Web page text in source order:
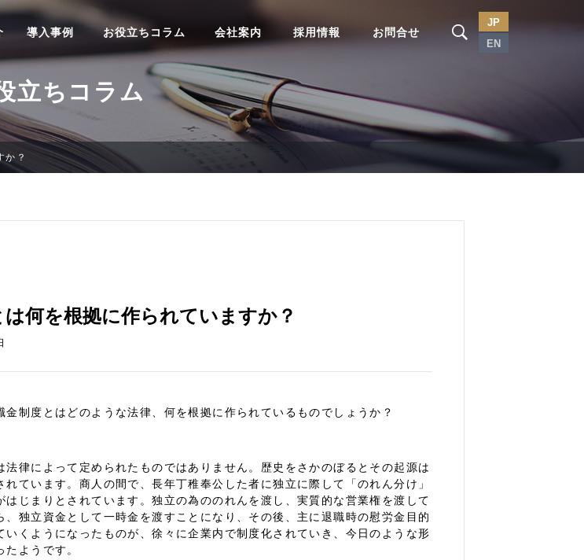
導入事例 お役立ちコラム 会社案内 採用情報 お問合せ
JP
EN
立ちコラム
か？
何を根拠に作られていますか？
金制度とはどのような法律、何を根拠に作られているものでしょうか？
法律によって定められたものではありません。歴史をさかのぼるとその起源は
れています。商人の間で、長年丁稚奉公した者に独立に際して「のれん分け」
はじまりとされています。独立の為ののれんを渡し、実質的な営業権を渡して
、独立資金として一時金を渡すことになり、その後、主に退職時の慰労金目的
いくようになったものが、徐々に企業内で制度化されていき、今日のような形
たようです。